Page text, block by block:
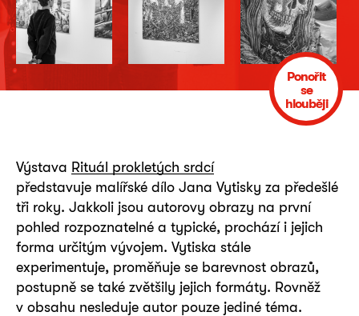
Ponořit
se
hlouběji
Výstava Rituál prokletých srdcí
představuje malířské dílo Jana Vytisky za předešlé
tři roky. Jakkoli jsou autorovy obrazy na první
pohled rozpoznatelné a typické, prochází i jejich
forma určitým vývojem. Vytiska stále
experimentuje, proměňuje se barevnost obrazů,
postupně se také zvětšily jejich formáty. Rovněž
v obsahu nesleduje autor pouze jediné téma.